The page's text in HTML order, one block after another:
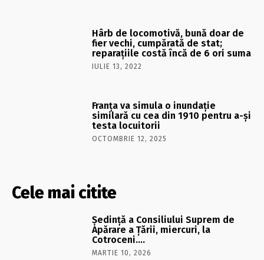
Hârb de locomotivă, bună doar de
fier vechi, cumpărată de stat;
reparațiile costă încă de 6 ori suma
IULIE 13, 2022
Franţa va simula o inundaţie
similară cu cea din 1910 pentru a-şi
testa locuitorii
OCTOMBRIE 12, 2025
Cele mai citite
Şedinţă a Consiliului Suprem de
Apărare a Ţării, miercuri, la
Cotroceni….
MARTIE 10, 2026